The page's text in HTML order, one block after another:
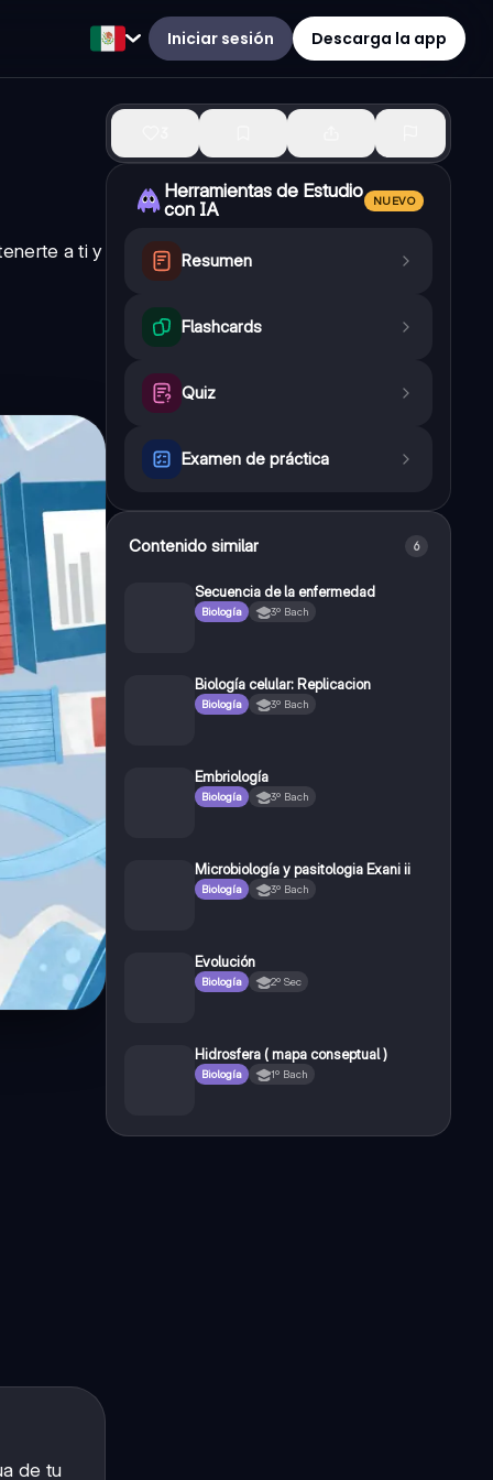
Iniciar sesión Descarga la app
a ti y
de tu
Herramientas de Estudio
con IA
NUEVO
Resumen
Flashcards
Quiz
Examen de práctica
Contenido similar 6
Secuencia de la enfermedad
Biología 3º Bach
Biología celular: Replicacion
Biología 3º Bach
Embriología
Biología 3º Bach
Microbiología y pasitologia Exani ii
Biología 3º Bach
Evolución
Biología 2º Sec
Hidrosfera ( mapa conseptual )
Biología 1º Bach